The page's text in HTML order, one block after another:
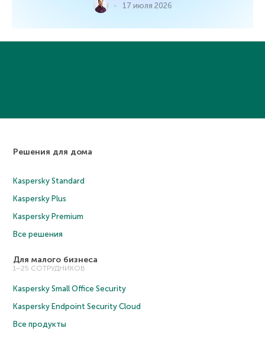
17 июля 2026
Решения для дома
Kaspersky Standard
Kaspersky Plus
Kaspersky Premium
Все решения
Для малого бизнеса
1–25 СОТРУДНИКОВ
Kaspersky Small Office Security
Kaspersky Endpoint Security Cloud
Все продукты